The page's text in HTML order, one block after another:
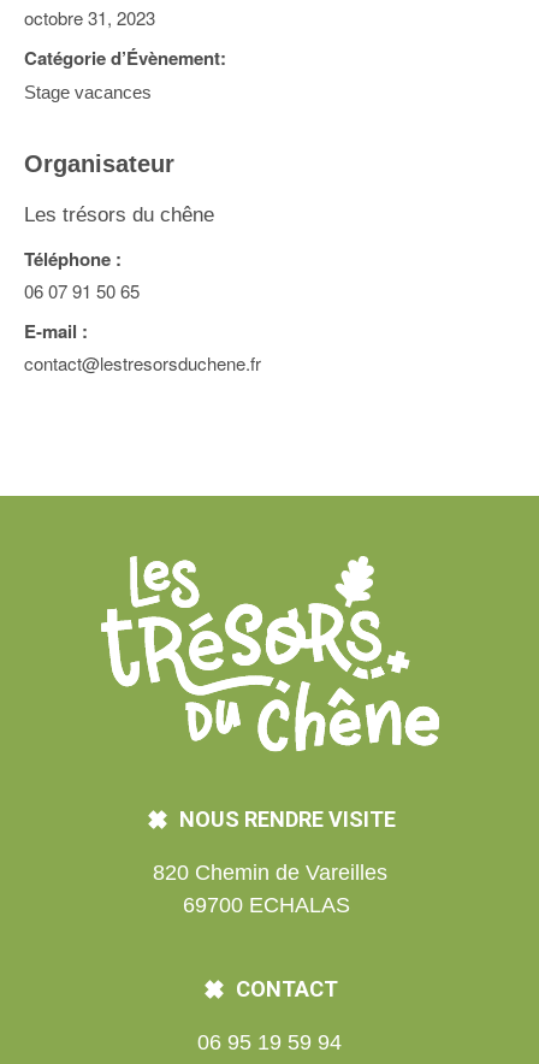
octobre 31, 2023
Catégorie d’Évènement:
Stage vacances
Organisateur
Les trésors du chêne
Téléphone :
06 07 91 50 65
E-mail :
contact@lestresorsduchene.fr
NOUS RENDRE VISITE
820 Chemin de Vareilles
69700 ECHALAS
CONTACT
06 95 19 59 94